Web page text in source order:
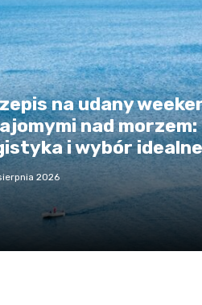
na udany
nad
i wybór
2026